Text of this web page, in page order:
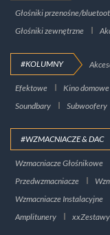
Głośniki przenośne/
Głośniki zewnętrzne
#KOLUMNY
Efektowe Kino domowe
Soundbary
Subwoofery
#WZMACNIACZE & DAC
Wzmacniacze Głośnikowe
Przedwzmacniacze
Wzmacniacze Instalacyjne
Amplitunery